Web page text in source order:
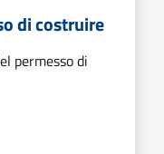
di costruire
permesso di